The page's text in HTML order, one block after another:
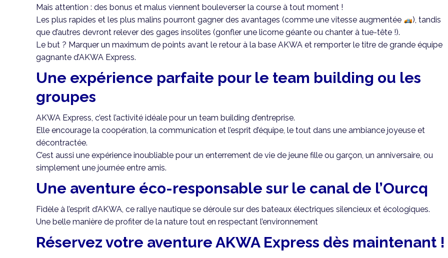
Mais attention : des bonus et malus viennent bouleverser la course à tout moment !
Les plus rapides et les plus malins pourront gagner des avantages (comme une vitesse augmentée
), tandis
que d’autres devront relever des gages insolites (gonfler une licorne géante ou chanter à tue-tête !).
Le but ? Marquer un maximum de points avant le retour à la base AKWA et remporter le titre de grande équipe
gagnante d’AKWA Express.
Une expérience parfaite pour le team building ou les
groupes
AKWA Express, c’est l’activité idéale pour un team building d’entreprise.
Elle encourage la coopération, la communication et l’esprit d’équipe, le tout dans une ambiance joyeuse et
décontractée.
C’est aussi une expérience inoubliable pour un enterrement de vie de jeune fille ou garçon, un anniversaire, ou
simplement une journée entre amis.
Une aventure éco-responsable sur le canal de l’Ourcq
Fidèle à l’esprit d’AKWA, ce rallye nautique se déroule sur des bateaux électriques silencieux et écologiques.
Une belle manière de profiter de la nature tout en respectant l’environnement
Réservez votre aventure AKWA Express dès maintenant !